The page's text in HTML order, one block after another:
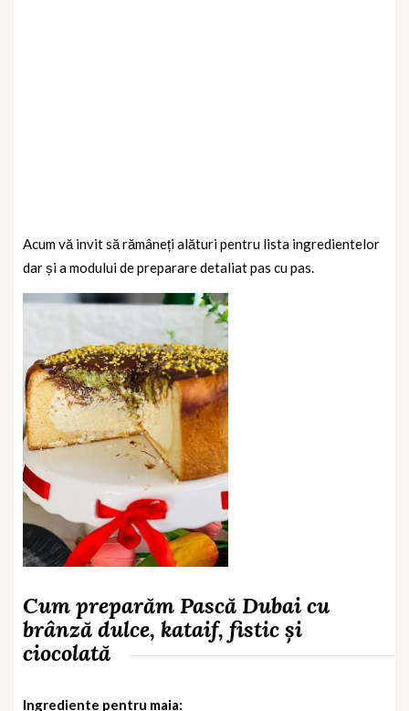
Acum vă invit să rămâneți alături pentru lista ingredientelor
dar și a modului de preparare detaliat pas cu pas.
Cum preparăm Pască Dubai cu
brânză dulce, kataif, fistic și
ciocolată
Ingrediente pentru maia: